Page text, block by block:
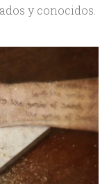
y conocidos.